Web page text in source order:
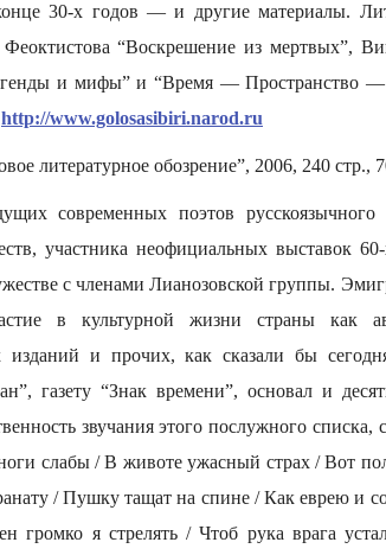
30-х годов — и другие материалы.
“Воскрешение из мертвых”,
и мифы” и “Время — Пространство
http://www.golosasibiri.narod.ru
литературное обозрение”, 2006, 240 стр.,
современных поэтов
участника неофициальных выставок
с членами Лианозовской группы.
в культурной жизни страны как
изданий и прочих, как сказали бы
газету “Знак времени”, основал и
звучания этого послужного списка,
слабы / В животе ужасный страх / Вот
/ Пушку тащат на спине / Как еврею и
я стрелять / Чтоб рука врага